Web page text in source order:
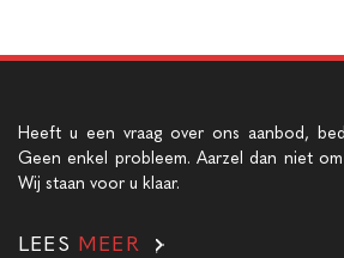
Heeft u een vraag over ons aanbod,
Geen enkel probleem. Aarzel dan niet
Wij staan voor u klaar.
LEES MEER